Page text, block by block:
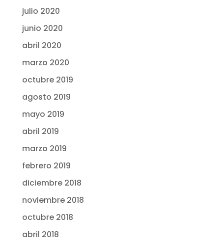
julio 2020
junio 2020
abril 2020
marzo 2020
octubre 2019
agosto 2019
mayo 2019
abril 2019
marzo 2019
febrero 2019
diciembre 2018
noviembre 2018
octubre 2018
abril 2018